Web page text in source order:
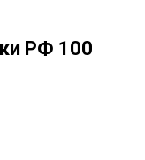
РФ 100